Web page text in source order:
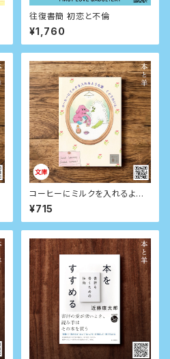
往復書簡 初恋と不倫
¥1,760
コーヒーにミルクを入れるよう
な愛（サイン本）
¥715